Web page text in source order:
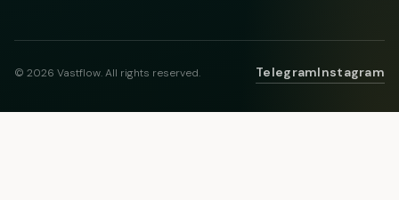
© 2026 Vastflow. All rights reserved. TelegramInstagram